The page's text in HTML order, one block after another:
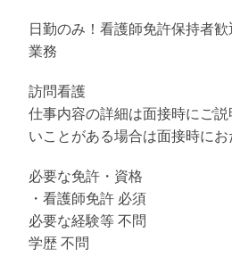
日勤のみ！看護師免許保持者
業務
訪問看護
仕事内容の詳細は面接時にご
いことがある場合は面接時に
必要な免許・資格
・看護師免許 必須
必要な経験等 不問
学歴 不問